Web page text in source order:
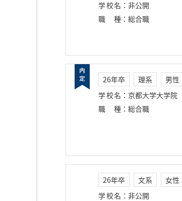
学校名 ： 非公開
職種 ： 総合職
26年卒 理系
男性
学校名 ： 京都大学大学院
職種 ： 総合職
26年卒 文系
女性
学校名 ： 非公開